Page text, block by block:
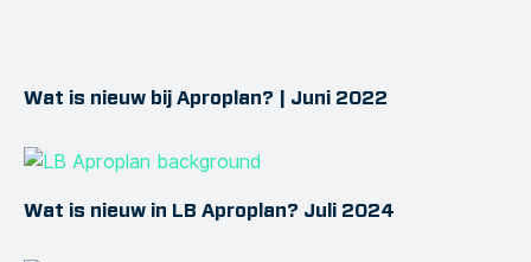
Wat is nieuw bij Aproplan? | Juni 2022
Wat is nieuw in LB Aproplan? Juli 2024